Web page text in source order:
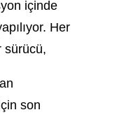
içinde
Her
sürücü,
son